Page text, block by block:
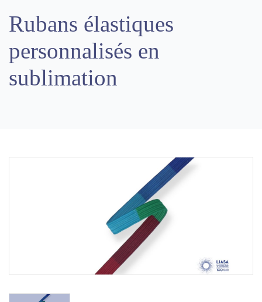
Rubans élastiques
personnalisés en
sublimation